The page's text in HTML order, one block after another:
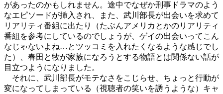
があったのかもしれません。途中でなぜか刑事ドラマのよう
なエピソードが挿入され、また、武川部長が出会いを求めて
リアリティ番組に出たり（たぶんアメリカとかのリアリティ
番組を参考にしているのでしょうが、ゲイの出会いってこん
なじゃないよね…とツッコミを入れたくなるような感じでし
た）、春田と牧が家族になろうとする物語とは関係ない話が
目立つようになりました。
それに、武川部長がモテなさをこじらせ、ちょっと行動が
変になってしまっている（視聴者の笑いを誘うような）キャ